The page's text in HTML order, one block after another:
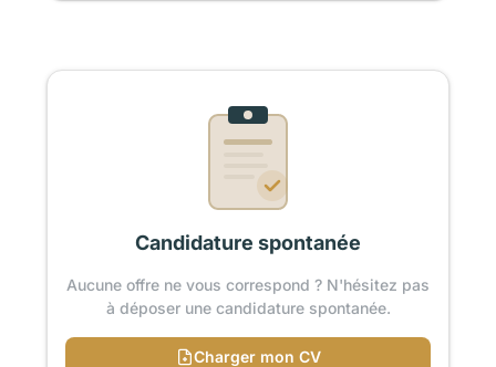
Candidature spontanée
Aucune offre ne vous correspond ? N'hésitez pas
à déposer une candidature spontanée.
Charger mon CV